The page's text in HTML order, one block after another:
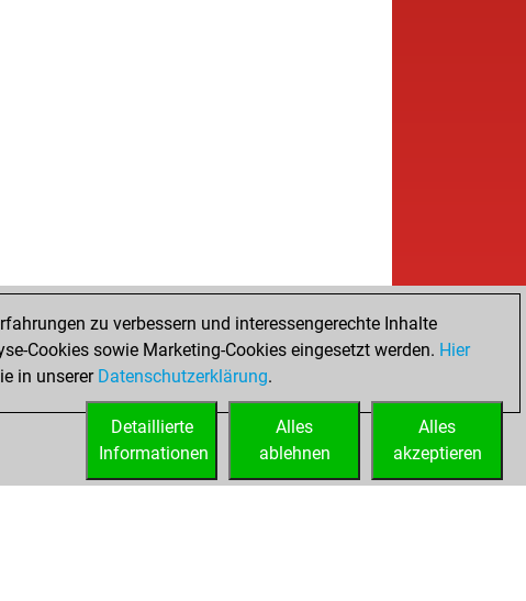
zu verbessern und interessengerechte Inhalte
Cookies sowie Marketing-Cookies eingesetzt werden. Hier
in unserer Datenschutzerklärung.
Alles
akzeptieren
Alles
ablehnen
Detaillierte
Informationen